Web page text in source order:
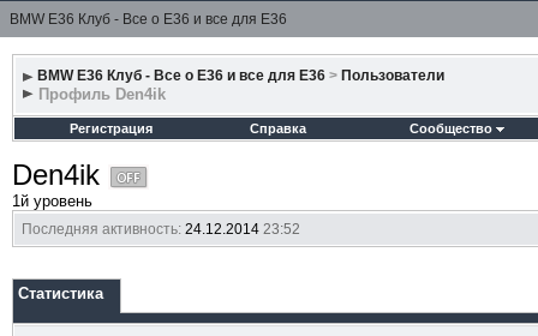
BMW E36 Клуб - Все о Е36 и все для Е36
BMW E36 Клуб - Все о Е36 и все для Е36 > Пользователи
Профиль Den4ik
Регистрация Справка Сообщество
Den4ik
1й уровень
Последняя активность:24.12.2014 23:52
Статистика